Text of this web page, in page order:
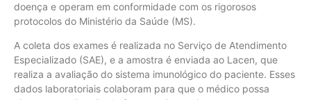
doença e operam em conformidade com os rigorosos
protocolos do Ministério da Saúde (MS).
A coleta dos exames é realizada no Serviço de Atendimento
Especializado (SAE), e a amostra é enviada ao Lacen, que
realiza a avaliação do sistema imunológico do paciente. Esses
dados laboratoriais colaboram para que o médico possa